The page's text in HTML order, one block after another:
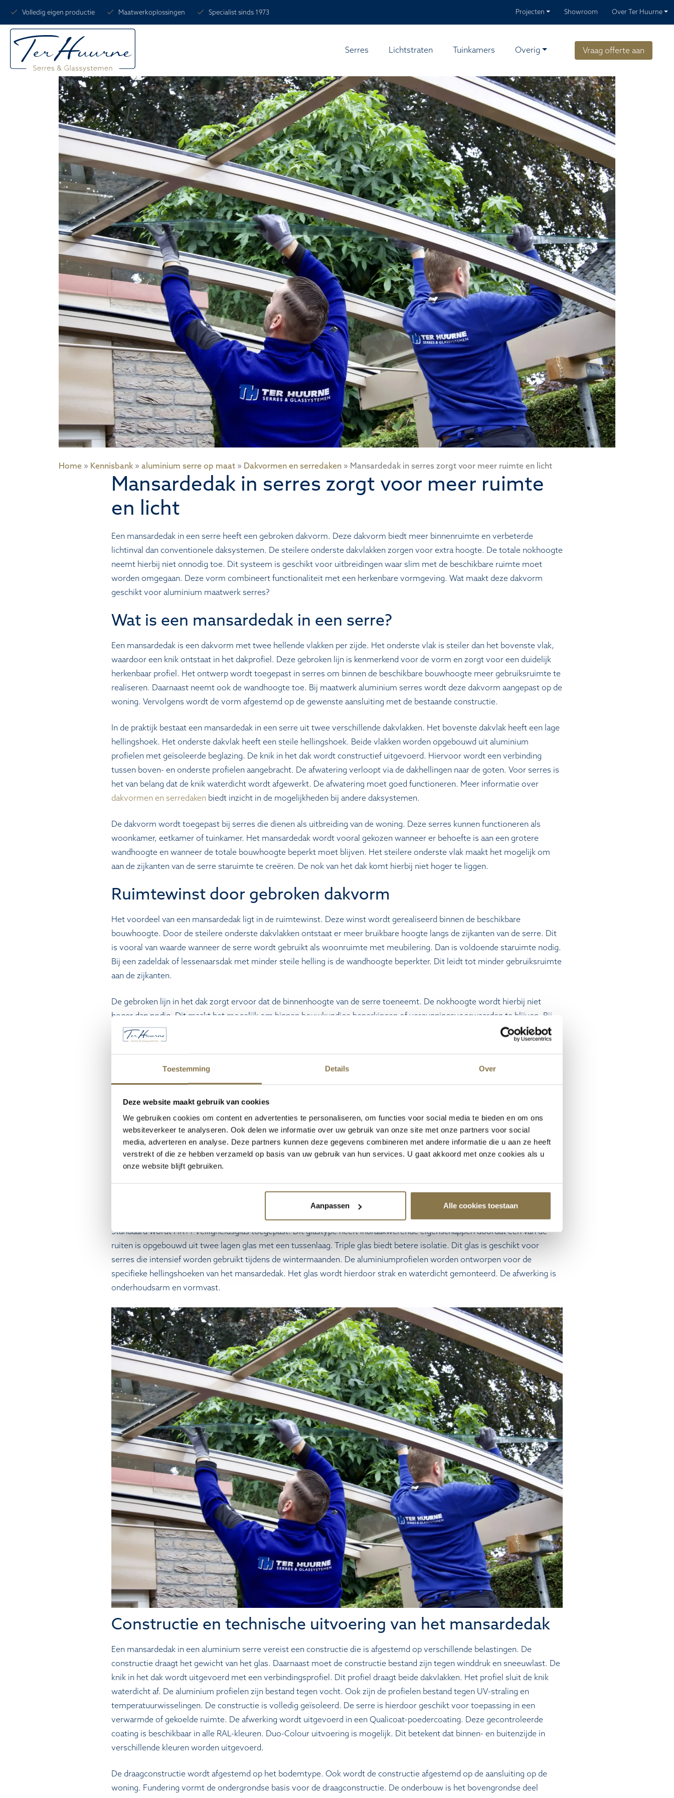
Toestemming Details Over
Deze website maakt gebruik van cookies
We gebruiken cookies om content en advertenties te personaliseren, om functies voor social media te bieden en om ons
websiteverkeer te analyseren. Ook delen we informatie over uw gebruik van onze site met onze partners voor social
media, adverteren en analyse. Deze partners kunnen deze gegevens combineren met andere informatie die u aan ze heeft
verstrekt of die ze hebben verzameld op basis van uw gebruik van hun services. U gaat akkoord met onze cookies als u
onze website blijft gebruiken.
Aanpassen Alle cookies toestaan
Volledig eigen productie Maatwerkoplossingen Specialist sinds 1973 Projecten Showroom Over Ter Huurne
Serres Lichtstraten Tuinkamers Overig Vraag offerte aan
Home » Kennisbank » aluminium serre op maat » Dakvormen en serredaken » Mansardedak in serres zorgt voor meer ruimte en licht
Mansardedak in serres zorgt voor meer ruimte
en licht
Een mansardedak in een serre heeft een gebroken dakvorm. Deze dakvorm biedt meer binnenruimte en verbeterde
lichtinval dan conventionele daksystemen. De steilere onderste dakvlakken zorgen voor extra hoogte. De totale nokhoogte
neemt hierbij niet onnodig toe. Dit systeem is geschikt voor uitbreidingen waar slim met de beschikbare ruimte moet
worden omgegaan. Deze vorm combineert functionaliteit met een herkenbare vormgeving. Wat maakt deze dakvorm
geschikt voor aluminium maatwerk serres?
Wat is een mansardedak in een serre?
Een mansardedak is een dakvorm met twee hellende vlakken per zijde. Het onderste vlak is steiler dan het bovenste vlak,
waardoor een knik ontstaat in het dakprofiel. Deze gebroken lijn is kenmerkend voor de vorm en zorgt voor een duidelijk
herkenbaar profiel. Het ontwerp wordt toegepast in serres om binnen de beschikbare bouwhoogte meer gebruiksruimte te
realiseren. Daarnaast neemt ook de wandhoogte toe. Bij maatwerk aluminium serres wordt deze dakvorm aangepast op de
woning. Vervolgens wordt de vorm afgestemd op de gewenste aansluiting met de bestaande constructie.
In de praktijk bestaat een mansardedak in een serre uit twee verschillende dakvlakken. Het bovenste dakvlak heeft een lage
hellingshoek. Het onderste dakvlak heeft een steile hellingshoek. Beide vlakken worden opgebouwd uit aluminium
profielen met geïsoleerde beglazing. De knik in het dak wordt constructief uitgevoerd. Hiervoor wordt een verbinding
tussen boven- en onderste profielen aangebracht. De afwatering verloopt via de dakhellingen naar de goten. Voor serres is
het van belang dat de knik waterdicht wordt afgewerkt. De afwatering moet goed functioneren. Meer informatie over
dakvormen en serredaken biedt inzicht in de mogelijkheden bij andere daksystemen.
De dakvorm wordt toegepast bij serres die dienen als uitbreiding van de woning. Deze serres kunnen functioneren als
woonkamer, eetkamer of tuinkamer. Het mansardedak wordt vooral gekozen wanneer er behoefte is aan een grotere
wandhoogte en wanneer de totale bouwhoogte beperkt moet blijven. Het steilere onderste vlak maakt het mogelijk om
aan de zijkanten van de serre staruimte te creëren. De nok van het dak komt hierbij niet hoger te liggen.
Ruimtewinst door gebroken dakvorm
Het voordeel van een mansardedak ligt in de ruimtewinst. Deze winst wordt gerealiseerd binnen de beschikbare
bouwhoogte. Door de steilere onderste dakvlakken ontstaat er meer bruikbare hoogte langs de zijkanten van de serre. Dit
is vooral van waarde wanneer de serre wordt gebruikt als woonruimte met meubilering. Dan is voldoende staruimte nodig.
Bij een zadeldak of lessenaarsdak met minder steile helling is de wandhoogte beperkter. Dit leidt tot minder gebruiksruimte
aan de zijkanten.
De gebroken lijn in het dak zorgt ervoor dat de binnenhoogte van de serre toeneemt. De nokhoogte wordt hierbij niet
hoger dan nodig. Dit maakt het mogelijk om binnen bouwkundige beperkingen of vergunningsvoorwaarden te blijven. Bij
sommige woningen is er een maximale bouwhoogte toegestaan. Bij andere woningen geldt een maximale goothoogte.
Een mansardedak biedt dan een oplossing. Hierdoor kan alsnog voldoende ruimte worden gerealiseerd. De vorm draagt bij
Lichtinval en beglazing bij een mansardedak
De dakvorm beïnvloedt de lichtinval in de serre. Het steile onderste dakvlak laat veel daglicht binnen. Dit geldt vooral
wanneer dit vlak wordt uitgevoerd met HR++ veiligheidsglas of triple glas. HR++ veiligheidsglas is dubbelglas met extra
isolatie en een gelaagde opbouw tegen inbraak. Triple glas bestaat uit drie glaslagen met twee spouwruimtes. Het
bovenste dakvlak heeft een minder steile hoek. Dit vlak biedt een meer diffuse lichtinval. Samen zorgen beide vlakken voor
een gedifferentieerde verdeling van licht in de ruimte. Bij een zuidelijke oriëntatie kan zonwerend glas worden toegepast.
Beglazing wordt afgestemd op de functie van de serre. Daarnaast speelt de ligging ten opzichte van de zon een rol.
Standaard wordt HR++ veiligheidsglas toegepast. Dit glastype heeft inbraakwerende eigenschappen doordat een van de
ruiten is opgebouwd uit twee lagen glas met een tussenlaag. Triple glas biedt betere isolatie. Dit glas is geschikt voor
serres die intensief worden gebruikt tijdens de wintermaanden. De aluminiumprofielen worden ontworpen voor de
specifieke hellingshoeken van het mansardedak. Het glas wordt hierdoor strak en waterdicht gemonteerd. De afwerking is
onderhoudsarm en vormvast.
Constructie en technische uitvoering van het mansardedak
Een mansardedak in een aluminium serre vereist een constructie die is afgestemd op verschillende belastingen. De
constructie draagt het gewicht van het glas. Daarnaast moet de constructie bestand zijn tegen winddruk en sneeuwlast. De
knik in het dak wordt uitgevoerd met een verbindingsprofiel. Dit profiel draagt beide dakvlakken. Het profiel sluit de knik
waterdicht af. De aluminium profielen zijn bestand tegen vocht. Ook zijn de profielen bestand tegen UV-straling en
temperatuurwisselingen. De constructie is volledig geïsoleerd. De serre is hierdoor geschikt voor toepassing in een
verwarmde of gekoelde ruimte. De afwerking wordt uitgevoerd in een Qualicoat-poedercoating. Deze gecontroleerde
coating is beschikbaar in alle RAL-kleuren. Duo-Colour uitvoering is mogelijk. Dit betekent dat binnen- en buitenzijde in
verschillende kleuren worden uitgevoerd.
De draagconstructie wordt afgestemd op het bodemtype. Ook wordt de constructie afgestemd op de aansluiting op de
woning. Fundering vormt de ondergrondse basis voor de draagconstructie. De onderbouw is het bovengrondse deel